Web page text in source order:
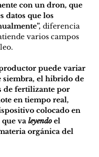
con un dron, que
datos que los
diferencia
varios campos
puede variar
siembra, el hibrido de
de fertilizante por
en tiempo real,
colocado en
va leyendo el
orgánica del